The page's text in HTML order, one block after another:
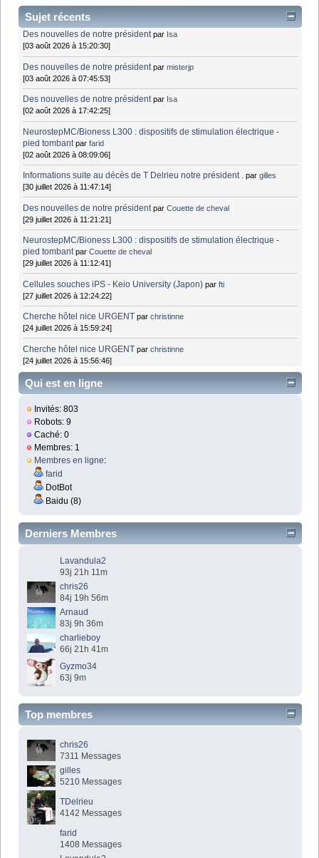
Sujet récents
Des nouvelles de notre président par Isa
[03 août 2026 à 15:20:30]
Des nouvelles de notre président parmisterjp
[03 août 2026 à 07:45:53]
Des nouvelles de notre président par Isa
[02 août 2026 à 17:42:25]
NeurostepMC/Bioness L300 : dispositifs de stimulation électrique -
pied tombant parfarid
[02 août 2026 à 08:09:06]
Informations suite au décès de T Delrieu notre président . pargilles
[30 juillet 2026 à 11:47:14]
Des nouvelles de notre président parCouette de cheval
[29 juillet 2026 à 11:21:21]
NeurostepMC/Bioness L300 : dispositifs de stimulation électrique -
pied tombant parCouette de cheval
[29 juillet 2026 à 11:12:41]
Cellules souches iPS - Keio University (Japon) parfti
[27 juillet 2026 à 12:24:22]
Cherche hôtel nice URGENT parchristinne
[24 juillet 2026 à 15:59:24]
Cherche hôtel nice URGENT parchristinne
[24 juillet 2026 à 15:56:46]
Qui est en ligne
Invités: 803
Robots: 9
Caché: 0
Membres: 1
Membres en ligne:
farid
DotBot
Baidu (8)
Derniers Membres
Lavandula2
93j 21h 11m
chris26
84j 19h 56m
Arnaud
83j 9h 36m
charlieboy
66j 21h 41m
Gyzmo34
63j 9m
Top membres
chris26
7311 Messages
gilles
5210 Messages
TDelrieu
4142 Messages
farid
1408 Messages